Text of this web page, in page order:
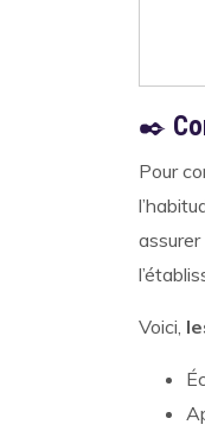
✒️
Pour
Voici,